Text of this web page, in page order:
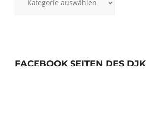
FACEBOOK SEITEN DES DJK